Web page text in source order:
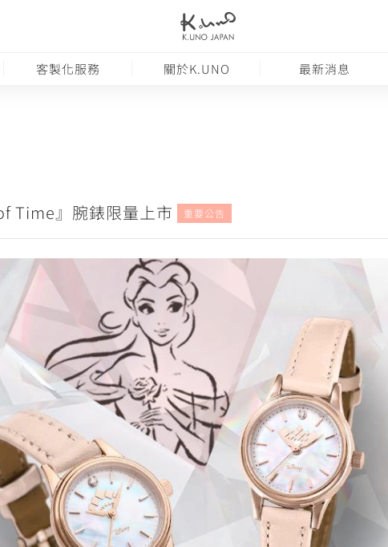
客製化服務 關於K.UNO 最新消息
Time』腕錶限量上市 重要公告